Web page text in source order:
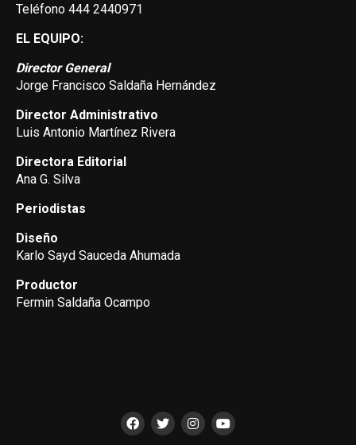
Teléfono 444 2440971
EL EQUIPO:
Director General
Jorge Francisco Saldaña Hernández
Director Administrativo
Luis Antonio Martínez Rivera
Directora Editorial
Ana G. Silva
Periodistas
Diseño
Karlo Sayd Sauceda Ahumada
Productor
Fermin Saldaña Ocampo